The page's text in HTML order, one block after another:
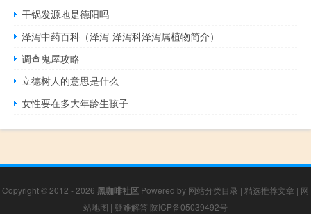
干锅发源地是德阳吗
泽泻中药百科（泽泻-泽泻科泽泻属植物简介）
调查鬼屋攻略
立德树人的意思是什么
女性要在多大年龄生孩子
Copyright © 2012 - 2026 黑咖啡社区 Powered by 网站分类目录 | 精选推荐文章 | 网
站地图 | 疑难解答 陕ICP备05039492号